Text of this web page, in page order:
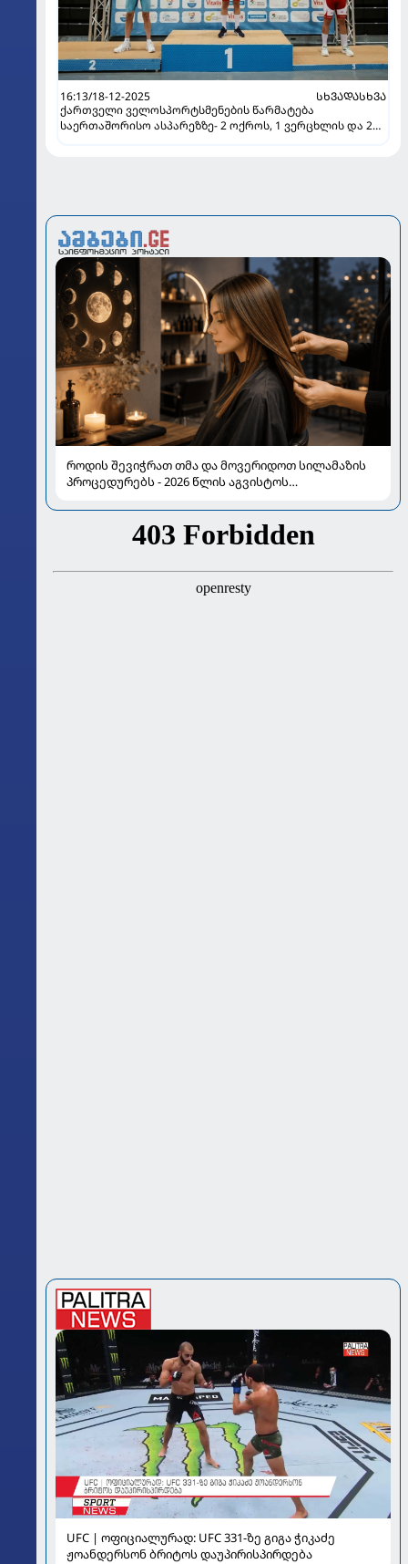
16:13/18-12-2025
ᲡᲮᲕᲐᲓᲐᲡᲮᲕᲐ
ქართველი ველოსპორტსმენების წარმატება
საერთაშორისო ასპარეზზე- 2 ოქროს, 1 ვერცხლის და 2
როდის შევიჭრათ თმა და მოვერიდოთ სილამაზის
პროცედურებს - 2026 წლის აგვისტოს
UFC | ოფიციალურად: UFC 331-ზე გიგა ჭიკაძე
ჟოანდერსონ ბრიტოს დაუპირისპირდება